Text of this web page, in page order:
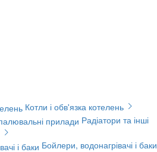
Котли і обв'язка котелень
Радіатори та інші
Бойлери, водонагрівачі і баки